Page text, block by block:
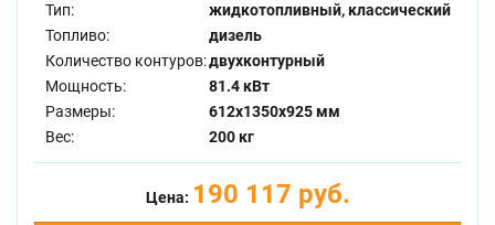
Тип:
жидкотопливный, классический
Топливо:
дизель
Количество контуров:двухконтурный
Мощность:
81.4 кВт
Размеры:
612x1350x925 мм
Вес:
200 кг
Цена: 190 117 руб.